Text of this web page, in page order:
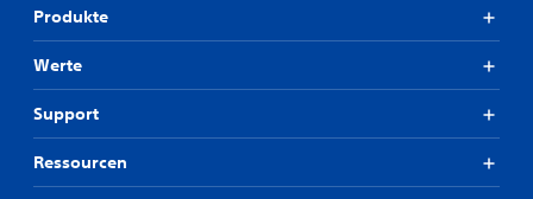
Produkte
Werte
Support
Ressourcen